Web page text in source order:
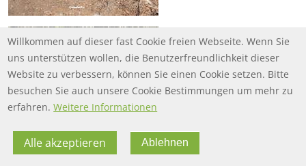
FOOTER MENU
FAQ FOOTER-DATENSCHUTZ
Datenschutz
Willkommen auf dieser fast Cookie freien Webseite. Wenn Sie
uns unterstützen wollen, die Benutzerfreundlichkeit dieser
Website zu verbessern, können Sie einen Cookie setzen. Bitte
besuchen Sie auch unsere Cookie Bestimmungen um mehr zu
erfahren. Weitere Informationen
Alle akzeptieren Ablehnen